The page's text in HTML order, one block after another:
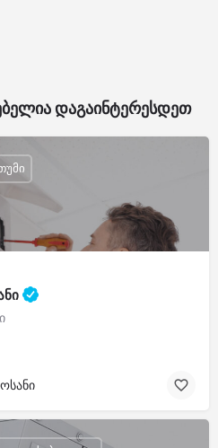
დაგაინტერესდეთ